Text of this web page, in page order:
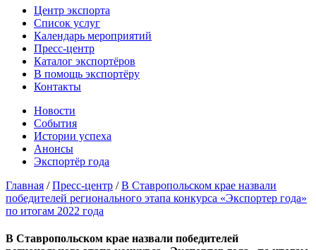
Центр экспорта
Список услуг
Календарь мероприятий
Пресс-центр
Каталог экспортёров
В помощь экспортёру
Контакты
Новости
События
Истории успеха
Анонсы
Экспортёр года
Главная /Пресс-центр /В Ставропольском крае назвали
победителей регионального этапа конкурса «Экспортер года»
по итогам 2022 года
В Ставропольском крае назвали победителей